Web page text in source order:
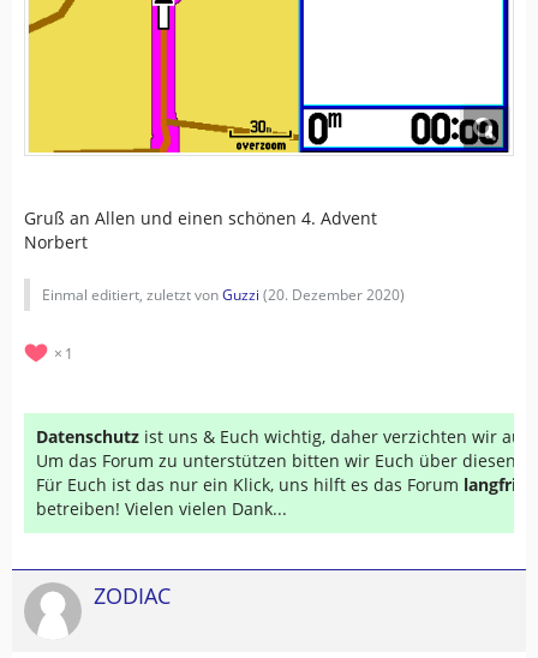
Gruß an Allen und einen schönen 4. Advent
Norbert
Einmal editiert, zuletzt vonGuzzi (20. Dezember 2020)
1
Datenschutz ist uns & Euch wichtig, daher verzichten wir auf
Um das Forum zu unterstützen bitten wir Euch über diesen
Für Euch ist das nur ein Klick, uns hilft es das Forum
betreiben! Vielen vielen Dank...
ZODIAC